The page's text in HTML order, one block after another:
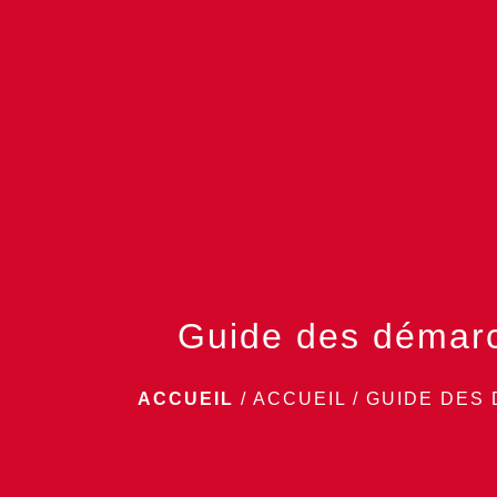
Guide des
ACCUEIL / ACCUEIL / GUIDE DES